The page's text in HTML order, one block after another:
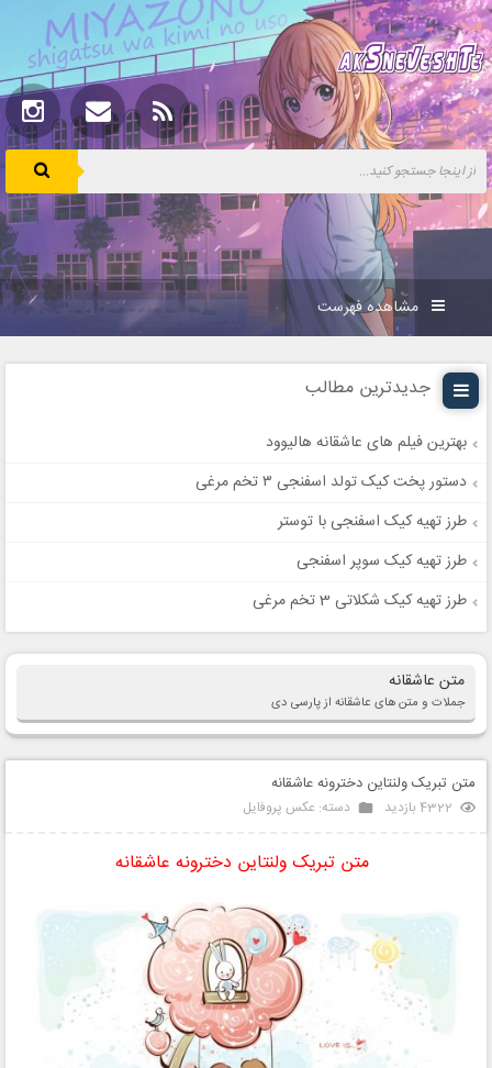
مشاهده فهرست
جدیدترین مطالب
بهترین فیلم های عاشقانه هالیوود
دستور پخت کیک تولد اسفنجی ۳ تخم مرغی
طرز تهیه کیک اسفنجی با توستر
طرز تهیه کیک سوپر اسفنجی
طرز تهیه کیک شکلاتی 3 تخم مرغی
متن عاشقانه
جملات و متن های عاشقانه از پارسی دی
متن تبریک ولنتاین دخترونه عاشقانه
4322 بازدید دسته: عکس پروفایل
متن تبریک ولنتاین دخترونه عاشقانه